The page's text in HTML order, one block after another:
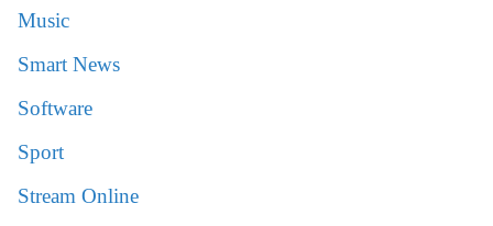
Music
Smart News
Software
Sport
Stream Online